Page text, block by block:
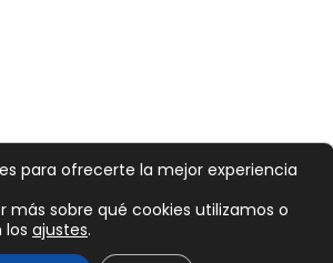
para ofrecerte la mejor experiencia
más sobre qué cookies utilizamos o
los ajustes.